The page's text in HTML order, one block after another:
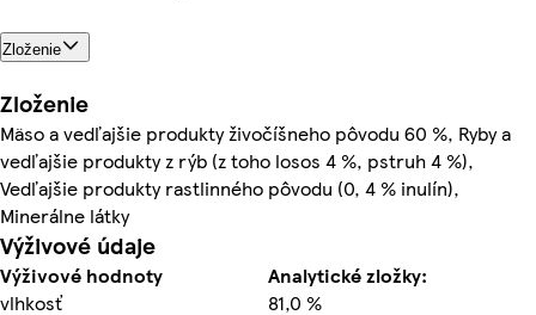
Zloženie
Zloženie
Mäso a vedľajšie produkty živočíšneho pôvodu 60 %, Ryby a
vedľajšie produkty z rýb (z toho losos 4 %, pstruh 4 %),
Vedľajšie produkty rastlinného pôvodu (0, 4 % inulín),
Minerálne látky
Výživové údaje
Výživové hodnoty
Analytické zložky:
vlhkosť
81,0 %